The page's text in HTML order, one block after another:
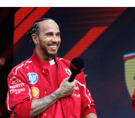
forma
digital
basada
permite
seguir
contenido
ACEPTAR
CONTINUAR